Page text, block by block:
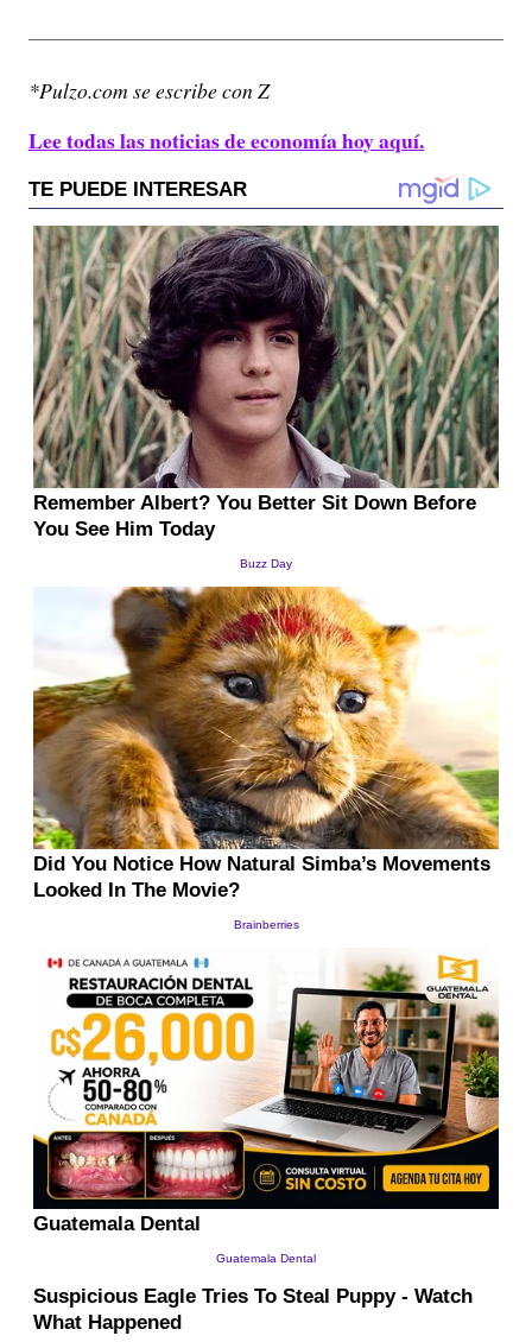
*Pulzo.com se escribe con Z
Lee todas las noticias de economía hoy aquí.